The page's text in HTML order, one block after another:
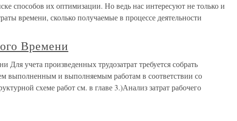
способов их оптимизации. Но ведь нас интересуют не только и
времени, сколько получаемые в процессе деятельности
Времени
Для учета произведенных трудозатрат требуется собрать
выполненным и выполняемым работам в соответствии со
схеме работ см. в главе 3.)Анализ затрат рабочего